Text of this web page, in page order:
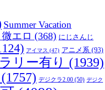
Summer Vacation
エロ (368) にじさんじ
アイマス (47) アニメ系 (93)
リー有り (1939)
(1757) デジクラ2.00 (50) デジク